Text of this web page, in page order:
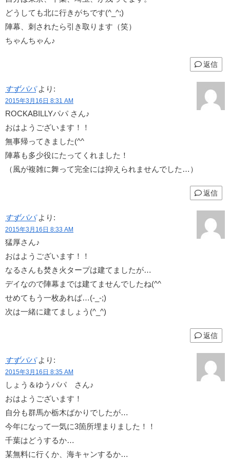
どうしても北に行きがちです(^_^;)
陣幕、刺されたら引き取ります（笑）
ちゃんちゃん♪
返信
すずパパ より:
2015年3月16日 8:31 AM
ROCKABILLYパパ さん♪
おはようございます！！
無事帰ってきました(^^ゞ
陣幕も多少役にたってくれました！
（風が複雑に舞って完全には抑えられませんでした…）
返信
すずパパ より:
2015年3月16日 8:33 AM
猛厚さん♪
おはようございます！！
なるさんも焚き火タープは建てましたが…
デイなので陣幕までは建てませんでしたね(^^ゞ
せめてもう一枚あれば…(-_-;)
次は一緒に建てましょう(^_^)
返信
すずパパ より:
2015年3月16日 8:35 AM
しょう＆ゆうパパ さん♪
おはようございます！
自分も群馬か栃木ばかりでしたが…
今年になって一気に3箇所埋まりました！！
千葉はどうするか…
某無料に行くか、海キャンするか…